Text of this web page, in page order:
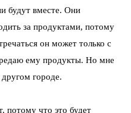
будут вместе. Они
за продуктами, потому
он может только с
ему продукты. Но мне
городе.
потому что это будет